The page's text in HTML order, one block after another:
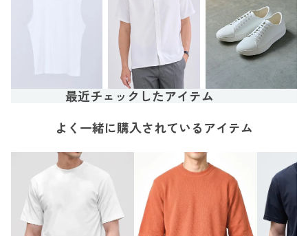
最近チェックしたアイテム
よく一緒に購入されているアイテム